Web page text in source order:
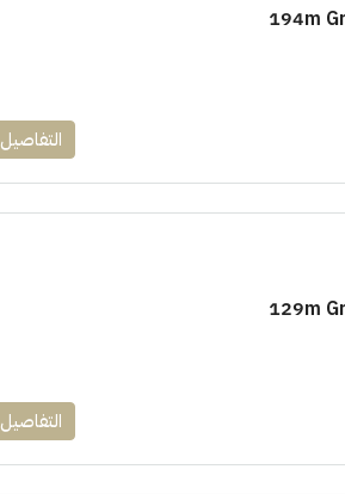
التفاصيل
التفاصيل